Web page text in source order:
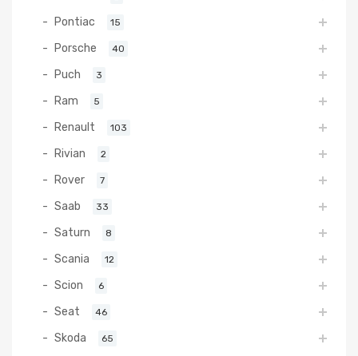
Pontiac 15
Porsche 40
Puch 3
Ram 5
Renault 103
Rivian 2
Rover 7
Saab 33
Saturn 8
Scania 12
Scion 6
Seat 46
Skoda 65